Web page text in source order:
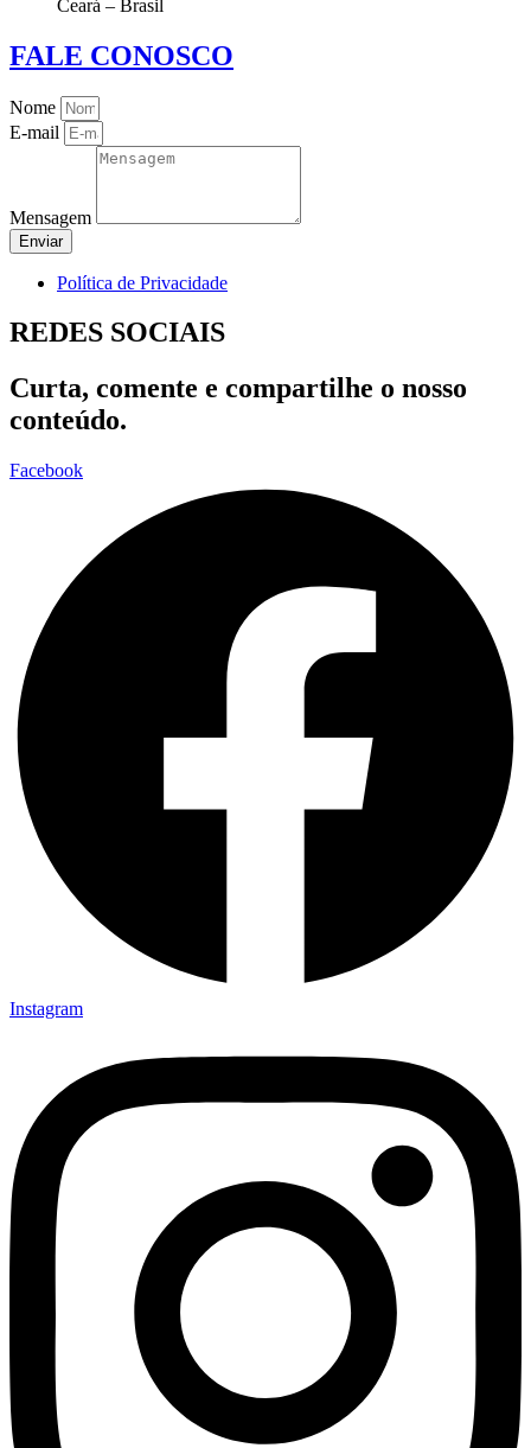
Ceará – Brasil
FALE CONOSCO
Nome
E-mail
Mensagem
Enviar
Política de Privacidade
REDES SOCIAIS
Curta, comente e compartilhe o nosso
conteúdo.
Facebook
Instagram